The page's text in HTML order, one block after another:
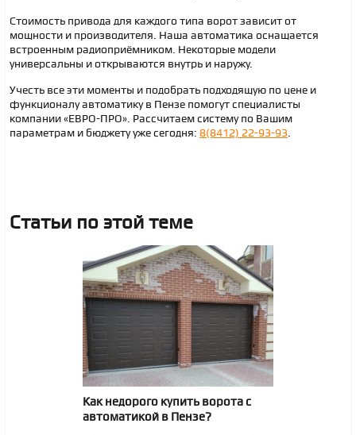
Стоимость привода для каждого типа ворот зависит от
мощности и производителя. Наша автоматика оснащается
встроенным радиоприёмником. Некоторые модели
универсальны и открываются внутрь и наружу.
Учесть все эти моменты и подобрать подходящую по цене и
функционалу автоматику в Пензе помогут специалисты
компании «ЕВРО-ПРО». Рассчитаем систему по Вашим
параметрам и бюджету уже сегодня: 8(8412) 22-93-93
Статьи по этой теме
Как недорого купить ворота с
автоматикой в Пензе?